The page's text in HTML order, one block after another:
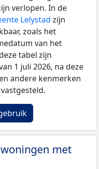
verlopen. In de
Lelystad zijn
zoals het
van het
tabel zijn
1 juli 2026, na deze
andere kenmerken
met